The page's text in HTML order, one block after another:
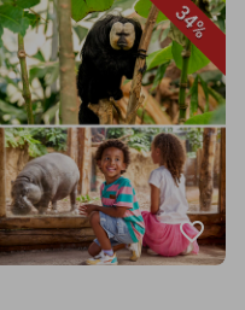
34%
favorite_border